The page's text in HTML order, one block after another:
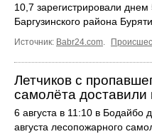
10,7 зарегистрировали днем
Баргузинского района
Источник: Babr24.com.
Летчиков с
самолёта доставили
6 августа в 11:10 в Бодайбо
августа лесопожарного